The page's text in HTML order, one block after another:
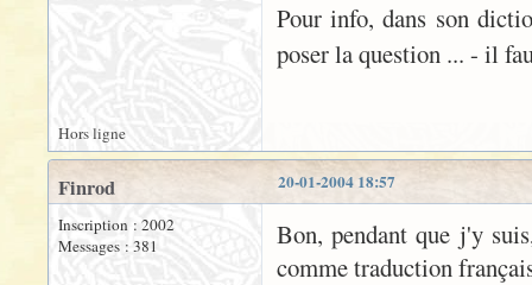
Pour info, dans son
poser la question ... - il
Hors ligne
20-01-2004 18:57
Finrod
Inscription : 2002
Messages : 381
Bon, pendant que j'y
comme traduction